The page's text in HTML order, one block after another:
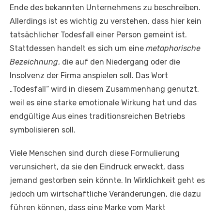
Ende des bekannten Unternehmens zu beschreiben.
Allerdings ist es wichtig zu verstehen, dass hier kein
tatsächlicher Todesfall einer Person gemeint ist.
Stattdessen handelt es sich um eine metaphorische
Bezeichnung, die auf den Niedergang oder die
Insolvenz der Firma anspielen soll. Das Wort
„Todesfall“ wird in diesem Zusammenhang genutzt,
weil es eine starke emotionale Wirkung hat und das
endgültige Aus eines traditionsreichen Betriebs
symbolisieren soll.
Viele Menschen sind durch diese Formulierung
verunsichert, da sie den Eindruck erweckt, dass
jemand gestorben sein könnte. In Wirklichkeit geht es
jedoch um wirtschaftliche Veränderungen, die dazu
führen können, dass eine Marke vom Markt